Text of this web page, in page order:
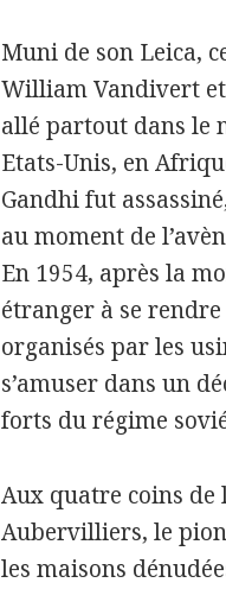
Muni de son Leica,
William Vandivert et
allé partout dans le
Etats-Unis, en
Gandhi fut
au moment de
En 1954, après la
étranger à se rendre
organisés par les
s’amuser dans un
forts du régime
Aux quatre coins de
Aubervilliers, le
les maisons